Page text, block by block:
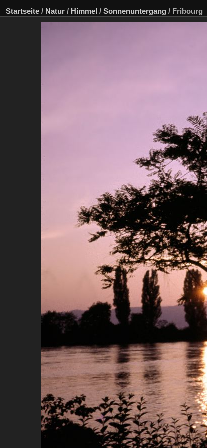
Startseite / Natur / Himmel / Sonnenuntergang / Fribourg